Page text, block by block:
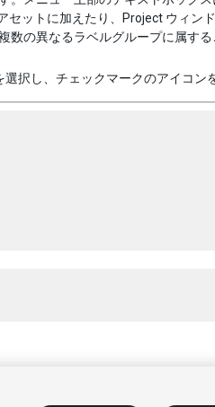
ットに加えたり、Project ウィン
の異なるラベルグループに属する
択し、チェックマークのアイコン